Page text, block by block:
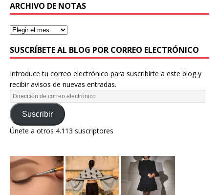
ARCHIVO DE NOTAS
SUSCRÍBETE AL BLOG POR CORREO ELECTRÓNICO
Introduce tu correo electrónico para suscribirte a este blog y
recibir avisos de nuevas entradas.
Suscribir
Únete a otros 4.113 suscriptores